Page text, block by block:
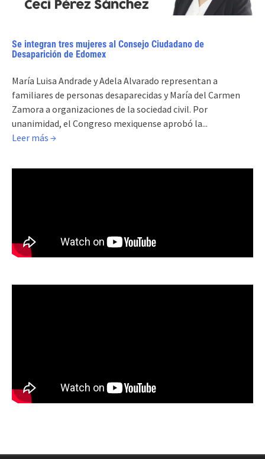
Se integran tres mujeres al Consejo Ciudadano de
Desaparición de Edomex
María Luisa Andrade y Adela Alvarado representan a
familiares de personas desaparecidas y María del Carmen
Zamora a organizaciones de la sociedad civil. Por
unanimidad, el Congreso mexiquense aprobó la...
Leer más →